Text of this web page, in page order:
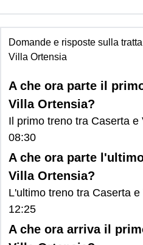
Domande e risposte sulla
Villa Ortensia
A che ora parte il
Villa Ortensia?
Il primo treno tra Caserta
08:30
A che ora parte
Villa Ortensia?
L'ultimo treno tra Caserta
12:25
A che ora arriva il